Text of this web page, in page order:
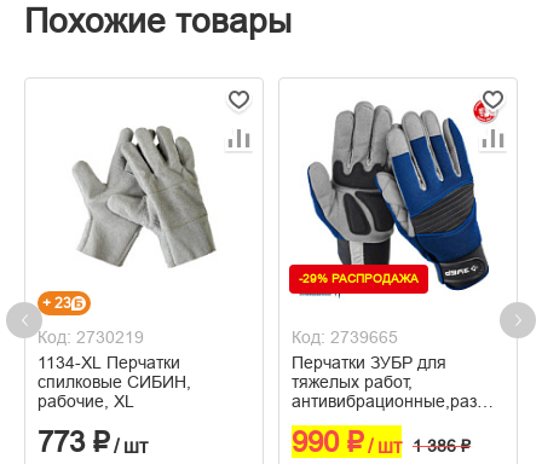
Похожие товары
+ 23
Код: 2730219
1134-XL Перчатки
спилковые СИБИН,
рабочие, XL
773 ₽/ шт
-29% РАСПРОДАЖА
Код: 2739665
Перчатки ЗУБР для
тяжелых работ,
антивибрационные,размер
комбинированные
990 ₽/ шт 1 386 ₽